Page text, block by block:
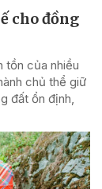
cho đồng
tồn của nhiều
chủ thể giữ
đất ổn định,